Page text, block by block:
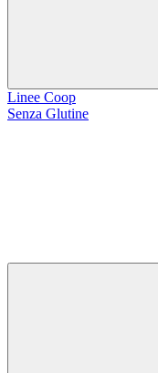
Linee Coop
Senza Glutine